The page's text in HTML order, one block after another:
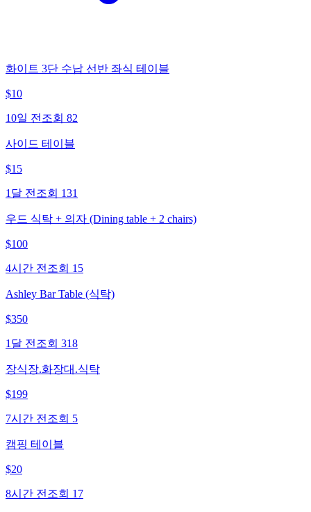
화이트 3단 수납 선반 좌식 테이블
$10
10일 전 조회 82
사이드 테이블
$15
1달 전 조회 131
우드 식탁 + 의자 (Dining table + 2 chairs)
$100
4시간 전 조회 15
Ashley Bar Table (식탁)
$350
1달 전 조회 318
장식장.화장대.식탁
$199
7시간 전 조회 5
캠핑 테이블
$20
8시간 전 조회 17